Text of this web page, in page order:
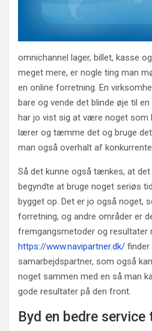
omnichannel lager, billet, kasse
meget mere, er nogle ting man
en online forretning. En
bare og vende det blinde øje til
har jo vist sig at være noget som
lærer og tæmme det og bruge
man også overhalt af
Så det kunne også tænkes, at
begyndte at bruge noget seriøs
bygget op. Det er jo også noget,
forretning, og andre områder er
fremgangsmetoder og resultater
https://www.navipartner.dk/ finder
samarbejdspartner, som også
noget sammen med en så man
gode resultater på den front.
Byd en bedre